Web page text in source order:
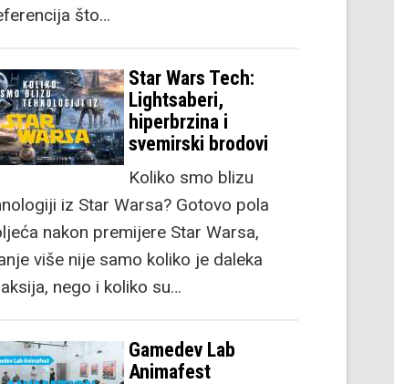
što…
Star Wars Tech:
Lightsaberi,
hiperbrzina i
svemirski brodovi
Koliko smo blizu
iz Star Warsa? Gotovo pola
nakon premijere Star Warsa,
više nije samo koliko je daleka
nego i koliko su…
Gamedev Lab
Animafest